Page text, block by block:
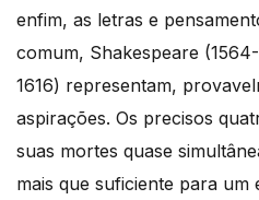
enfim, as letras e
comum, Shakespeare
1616) representam,
aspirações. Os precisos
suas mortes quase
mais que suficiente para um